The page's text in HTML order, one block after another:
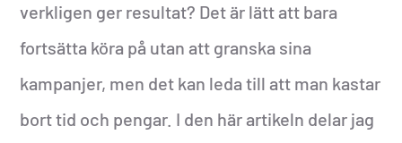
verkligen ger resultat? Det är lätt att bara
fortsätta köra på utan att granska sina
kampanjer, men det kan leda till att man kastar
bort tid och pengar. I den här artikeln delar jag